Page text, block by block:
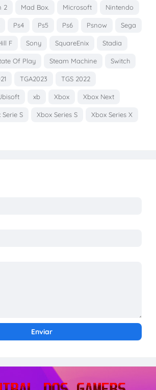
2 Mad Box. Microsoft Nintendo
Ps4 Ps5 Ps6 Psnow Sega
F Sony SquareEnix Stadia
Of Play Steam Machine Switch
TGA2023 TGS 2022
xb Xbox Xbox Next
Serie S Xbox Series S Xbox Series X